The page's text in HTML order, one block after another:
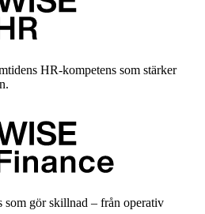
HR-kompetens som stärker
som gör skillnad – från operativ